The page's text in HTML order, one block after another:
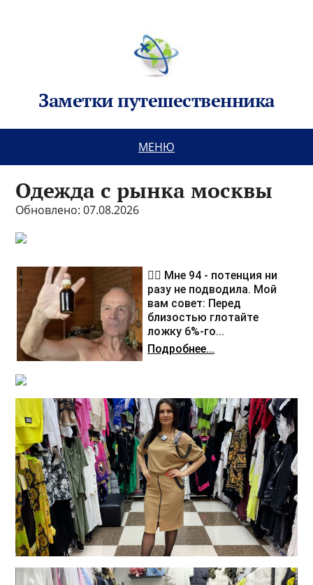
Заметки путешественника
МЕНЮ
Одежда с рынка москвы
Обновлено: 07.08.2026
❤️‍🔥 Мне 94 - потенция ни
разу не подводила. Мой
вам совет: Перед
близостью глотайте
ложку 6%-го...
Подробнее...